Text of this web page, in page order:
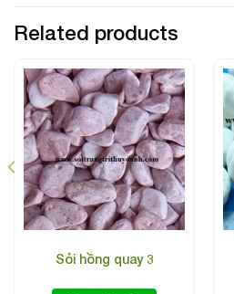
Related products
Sỏi hồng quay 3